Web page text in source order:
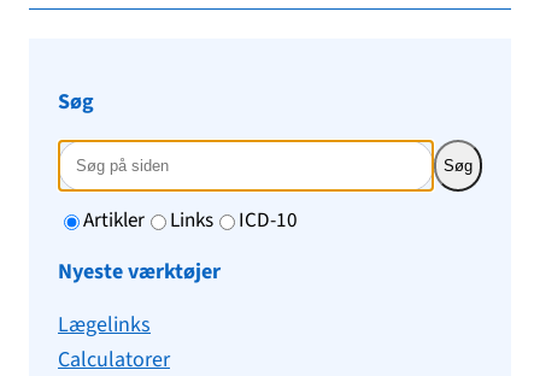
Søg
Søg
Artikler Links
ICD-10
Nyeste værktøjer
Lægelinks
Calculatorer